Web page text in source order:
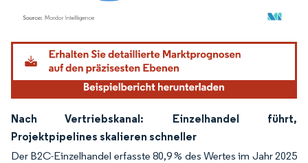
Bild © Mordor Intelligence. Wiederverwendung erfordert Namensnennung gemäß
Nach Vertriebskanal: Einzelhandel führt,
Projektpipelines skalieren schneller
Der B2C-Einzelhandel erfasste 80,9 % des Wertes im Jahr 2025